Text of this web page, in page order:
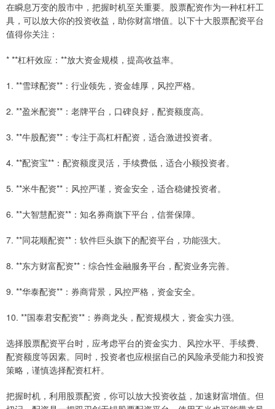
在瞬息万变的股市中，把握时机至关重要。股票配资作为一种杠杆工
具，可以放大你的投资收益，助你财富增值。以下十大股票配资平台
值得你关注：
* **杠杆效应：**放大资金规模，提高收益率。
1. **雪球配资**：行业领先，资金雄厚，风控严格。
2. **盈米配资**：老牌平台，口碑良好，配资额度高。
3. **牛股配资**：专注于高杠杆配资，适合激进投资者。
4. **配资宝**：配资额度灵活，手续费低，适合小额投资者。
5. **米牛配资**：风控严谨，资金安全，适合稳健投资者。
6. **大智慧配资**：知名券商旗下平台，信誉保障。
7. **同花顺配资**：软件巨头旗下的配资平台，功能强大。
8. **东方财富配资**：综合性金融服务平台，配资业务完善。
9. **华泰配资**：券商背景，风控严格，资金安全。
10. **国泰君安配资**：券商龙头，配资规模大，资金实力强。
选择股票配资平台时，应考虑平台的资金实力、风控水平、手续费、
配资额度等因素。同时，投资者也应根据自己的风险承受能力和投资
策略，谨慎选择配资杠杆。
把握时机，利用股票配资，你可以放大投资收益，加速财富增值。但